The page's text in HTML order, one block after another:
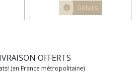
Détails
OFFERTS
(en France métropolitaine)